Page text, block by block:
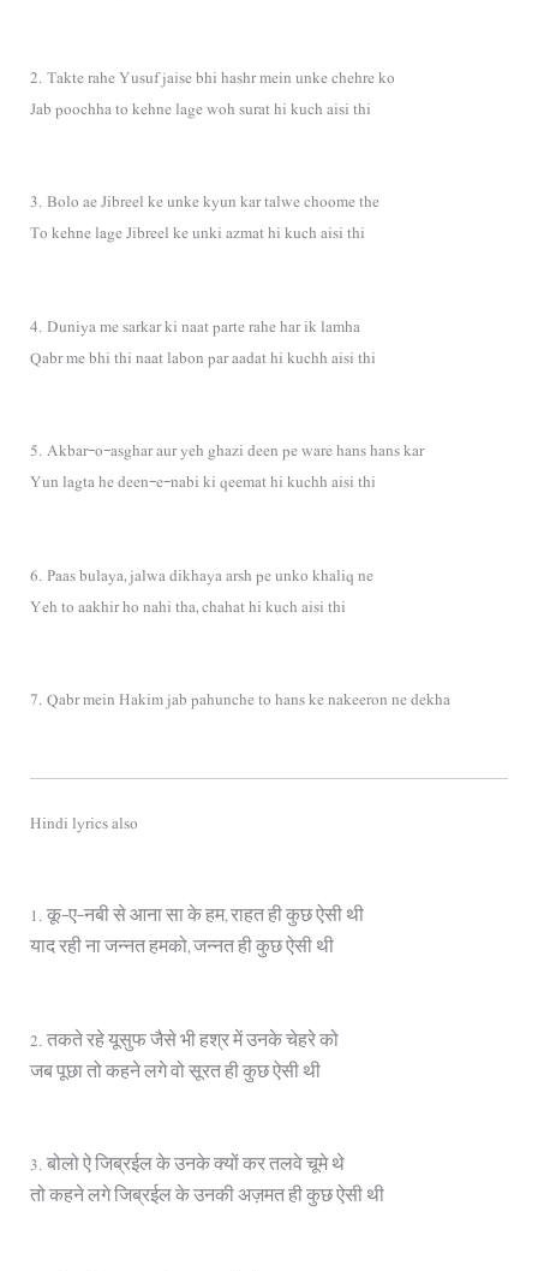
2. Takte rahe Yusuf jaise bhi hashr mein unke chehre ko
Jab poochha to kehne lage woh surat hi kuch aisi thi
3. Bolo ae Jibreel ke unke kyun kar talwe choome the
To kehne lage Jibreel ke unki azmat hi kuch aisi thi
4. Duniya me sarkar ki naat parte rahe har ik lamha
Qabr me bhi thi naat labon par aadat hi kuchh aisi thi
5. Akbar-o-asghar aur yeh ghazi deen pe ware hans hans kar
Yun lagta he deen-e-nabi ki qeemat hi kuchh aisi thi
6. Paas bulaya, jalwa dikhaya arsh pe unko khaliq ne
Yeh to aakhir ho nahi tha, chahat hi kuch aisi thi
7. Qabr mein Hakim jab pahunche to hans ke nakeeron ne dekha
Hindi lyrics also
1. कू-ए-नबी से आना सा के हम, राहत ही कुछ ऐसी थी
याद रही ना जन्नत हमको, जन्नत ही कुछ ऐसी थी
2. तकते रहे यूसुफ जैसे भी हश्र में उनके चेहरे को
जब पूछा तो कहने लगे वो सूरत ही कुछ ऐसी थी
3. बोलो ऐ जिब्रईल के उनके क्यों कर तलवे चूमे थे
तो कहने लगे जिब्रईल के उनकी अज़मत ही कुछ ऐसी थी